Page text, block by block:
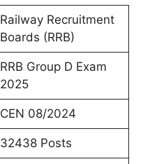
Railway Recruitment
Boards (RRB)
RRB Group D Exam
2025
CEN 08/2024
32438 Posts